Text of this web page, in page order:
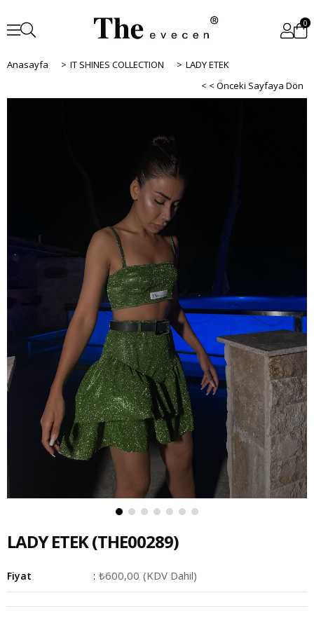
0
Anasayfa > IT SHINES COLLECTION > LADY ETEK
< < Önceki Sayfaya Dön
LADY ETEK(THE00289)
Fiyat : ₺600,00 (KDV Dahil)